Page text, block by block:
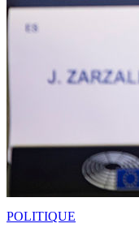
POLITIQUE